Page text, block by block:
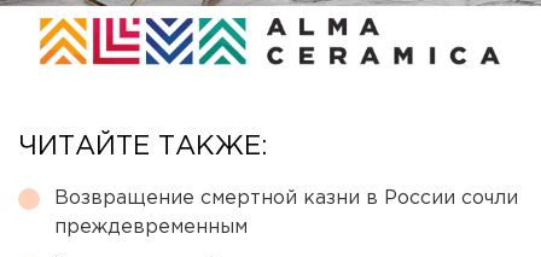
ЧИТАЙТЕ ТАКЖЕ:
Возвращение смертной казни в России сочли
преждевременным